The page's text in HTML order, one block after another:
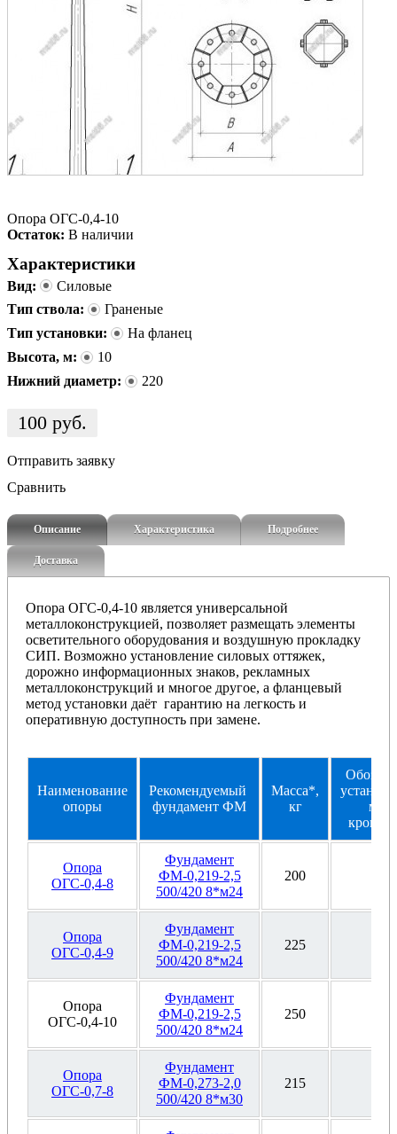
Опора ОГС-0,4-10
Остаток: В наличии
Характеристики
Вид:
Силовые
Тип ствола:
Граненые
Тип установки:
На фланец
Высота, м:
10
Нижний диаметр:
220
100 руб.
Отправить заявку
Сравнить
Описание Характеристика Подробнее
Доставка
Опора ОГС-0,4-10 является универсальной
металлоконструкцией, позволяет размещать элементы
осветительного оборудования и воздушную прокладку
СИП. Возможно установление силовых оттяжек,
дорожно информационных знаков, рекламных
металлоконструкций и многое другое, а фланцевый
метод установки даёт гарантию на легкость и
оперативную доступность при замене.
Haимeнoвaниe
oпopы
Рекомендуемый
фундaмeнт ФМ
Macca*,
кг
Опора
ОГС-0,4-8
Фундамент
ФМ-0,219-2,5
500/420 8*м24
200
Опора
ОГС-0,4-9
Фундамент
ФМ-0,219-2,5
500/420 8*м24
225
Опора
ОГС-0,4-10
Фундамент
ФМ-0,219-2,5
500/420 8*м24
250
Опора
ОГС-0,7-8
Фундамент
ФМ-0,273-2,0
500/420 8*м30
215